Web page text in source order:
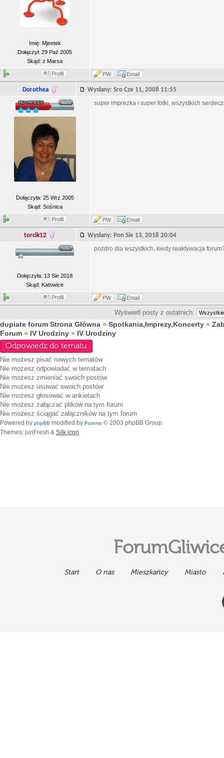
Imię: Mjeetek
Dołączył: 29 Paź 2005
Skąd: z Marsa
Profil PW Email
Dorothea Wysłany: Sro Cze 11, 2008 11:55
Dołączyła: 25 Wrz 2005
Skąd: Sośnica
super imprezka i super fotki, wszystkich
Profil PW Email
torcik12 Wysłany: Pon Sie 13, 2018 20:04
Dołączyła: 13 Sie 2018
Skąd: Katowice
pozdro dla wszystkich, kiedy reaktywacja
Profil PW Email
Wyświetl posty z ostatnich:
dupiate forum Strona Główna » Spotkania,Imprezy,Koncerty »
Forum » IV Urodziny » IV Urodziny
Odpowiedz do tematu
Nie możesz pisać nowych tematów
Nie możesz odpowiadać w tematach
Nie możesz zmieniać swoich postów
Nie możesz usuwać swoich postów
Nie możesz głosować w ankietach
Nie możesz załączać plików na tym forum
Nie możesz ściągać załączników na tym forum
Powered by phpBB modified by Przemo © 2003 phpBB Group
Themes: junFresh & Silk icon
Start O nas Mieszkańcy Miasto